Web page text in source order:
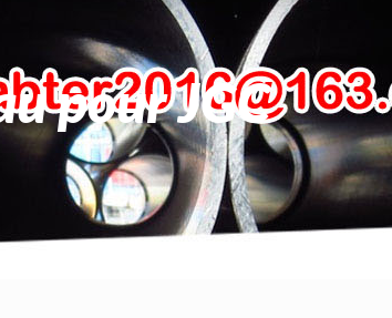
pour JGC